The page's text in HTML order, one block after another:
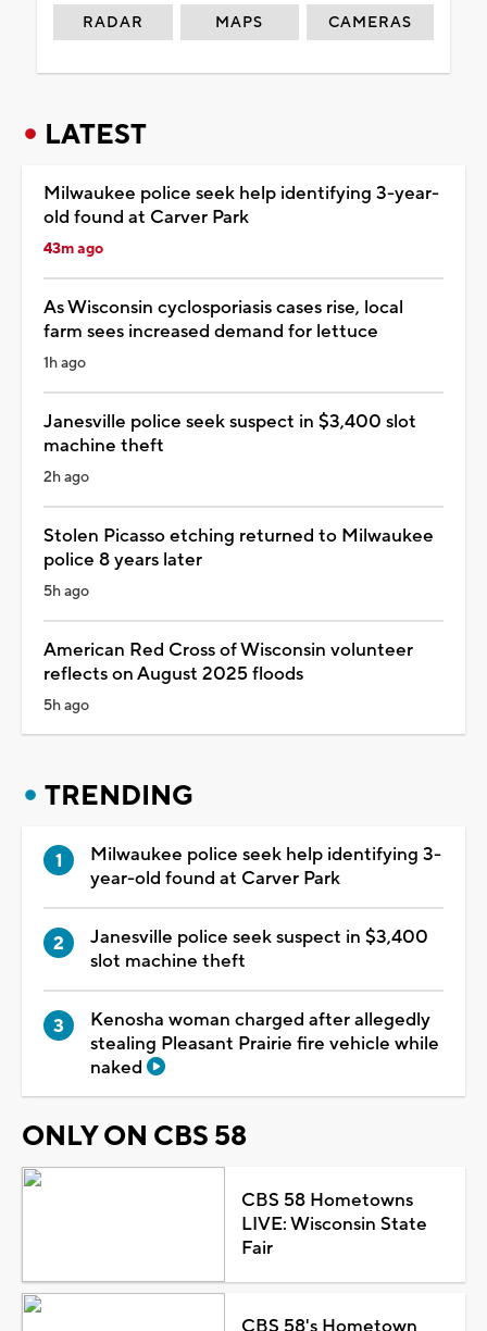
RADAR MAPS CAMERAS
LATEST
Milwaukee police seek help identifying 3-year-
old found at Carver Park
43m ago
As Wisconsin cyclosporiasis cases rise, local
farm sees increased demand for lettuce
1h ago
Janesville police seek suspect in $3,400 slot
machine theft
2h ago
Stolen Picasso etching returned to Milwaukee
police 8 years later
5h ago
American Red Cross of Wisconsin volunteer
reflects on August 2025 floods
5h ago
TRENDING
Milwaukee police seek help identifying 3-
year-old found at Carver Park
Janesville police seek suspect in $3,400
slot machine theft
Kenosha woman charged after allegedly
stealing Pleasant Prairie fire vehicle while
naked
ONLY ON CBS 58
CBS 58 Hometowns
LIVE: Wisconsin State
Fair
CBS 58's Hometown